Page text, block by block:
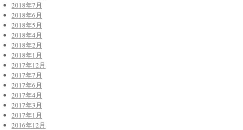
2018年7月
2018年6月
2018年5月
2018年4月
2018年2月
2018年1月
2017年12月
2017年7月
2017年6月
2017年4月
2017年3月
2017年1月
2016年12月